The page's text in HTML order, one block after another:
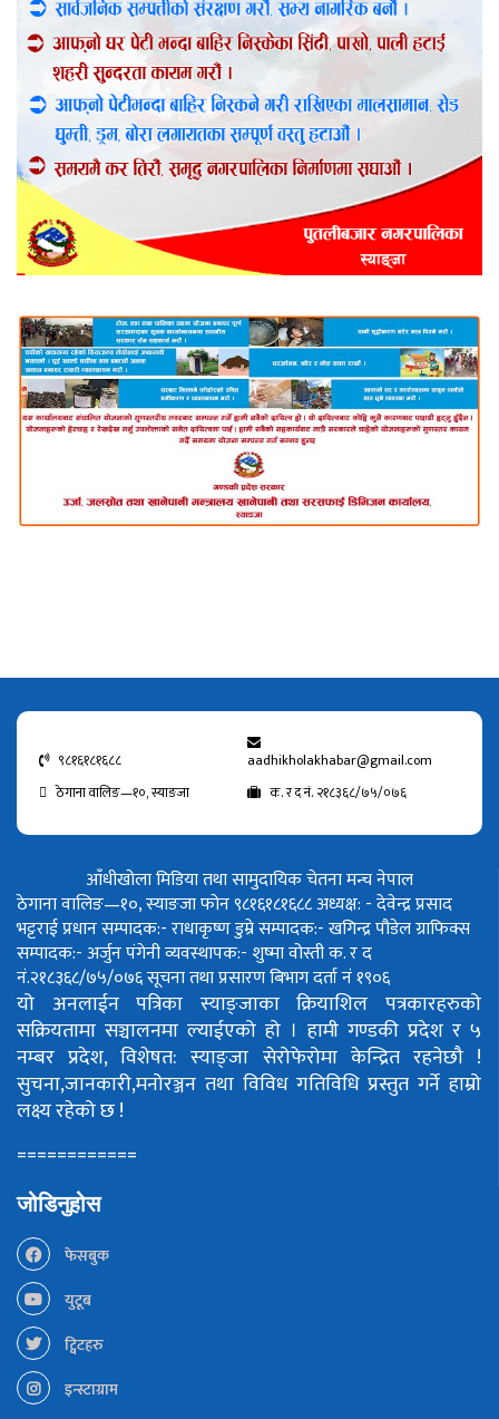
९८१६१८१६८८
aadhikholakhabar@gmail.com
ठेगाना वालिङ—१०, स्याङजा
क. र द नं. २१८३६८/७५/०७६
आँधीखोला मिडिया तथा सामुदायिक चेतना मन्च नेपाल
ठेगाना वालिङ—१०, स्याङजा फोन ९८१६१८१६८८अध्यक्ष: - देवेन्द्र प्रसाद
भट्टराईप्रधान सम्पादक:- राधाकृष्ण डुम्रेसम्पादक:- खगिन्द्र पौडेलग्राफिक्स
सम्पादक:- अर्जुन पंगेनीव्यवस्थापक:- शुष्मा वोस्तीक. र द
नं.२१८३६८/७५/०७६सूचना तथा प्रसारण बिभाग दर्ता नं १९०६
यो अनलाईन पत्रिका स्याङ्जाका क्रियाशिल पत्रकारहरुको
सक्रियतामा सञ्चालनमा ल्याईएको हो । हामी गण्डकी प्रदेश र ५
नम्बर प्रदेश, विशेषत: स्याङ्जा सेरोफेरोमा केन्द्रित रहनेछौ !
सुचना,जानकारी,मनोरञ्जन तथा विविध गतिविधि प्रस्तुत गर्ने हाम्रो
लक्ष्य रहेको छ !
============
जोडिनुहोस
फेसबुक
युटूब
ट्विटहरु
इन्स्टाग्राम